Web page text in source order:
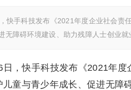
快手科技发布《2021年度企业社会责
无障碍环境建设、助力残障人士创业
日，快手科技发布《2021年
儿童与青少年成长、促进无障